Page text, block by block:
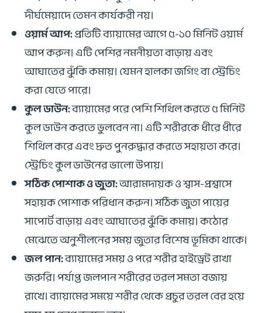
দীর্ঘমেয়াদে তেমন কার্যকরী নয়।
ওয়ার্ম আপ:প্রতিটি ব্যায়ামের আগে ৫-১০ মিনিট ওয়ার্ম
আপ করুন। এটি পেশির নমনীয়তা বাড়ায় এবং
আঘাতের ঝুঁকি কমায়। যেমন হালকা জগিং বা স্ট্রেচিং
করা যেতে পারে।
কুল ডাউন:ব্যায়ামের পরে পেশি শিথিল করতে ৫ মিনিট
কুল ডাউন করতে ভুলবেন না। এটি শরীরকে ধীরে ধীরে
শিথিল করে এবং দ্রুত পুনরুদ্ধার করতে সহায়তা করে।
স্ট্রেচিং কুল ডাউনের ভালো উপায়।
সঠিক পোশাক ও জুতা:আরামদায়ক ও শ্বাস-প্রশ্বাসে
সহায়ক পোশাক পরিধান করুন। সঠিক জুতা পায়ের
সাপোর্ট বাড়ায় এবং আঘাতের ঝুঁকি কমায়। কঠোর
মেঝেতে অনুশীলনের সময় জুতার বিশেষ ভূমিকা থাকে।
জল পান:ব্যায়ামের সময় ও পরে শরীর হাইড্রেট রাখা
জরুরি। পর্যাপ্ত জলপান শরীরের তরল সমতা বজায়
রাখে। ব্যায়ামের সময়ে শরীর থেকে প্রচুর তরল বের হয়ে